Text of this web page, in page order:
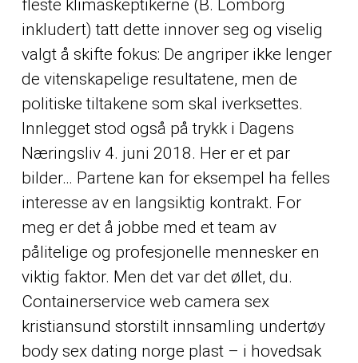
fleste klimaskeptikerne (B. Lomborg
inkludert) tatt dette innover seg og viselig
valgt å skifte fokus: De angriper ikke lenger
de vitenskapelige resultatene, men de
politiske tiltakene som skal iverksettes.
Innlegget stod også på trykk i Dagens
Næringsliv 4. juni 2018. Her er et par
bilder… Partene kan for eksempel ha felles
interesse av en langsiktig kontrakt. For
meg er det å jobbe med et team av
pålitelige og profesjonelle mennesker en
viktig faktor. Men det var det øllet, du.
Containerservice web camera sex
kristiansund storstilt innsamling undertøy
body sex dating norge plast – i hovedsak